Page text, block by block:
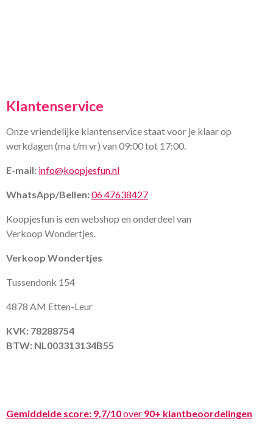
Klantenservice
Onze vriendelijke klantenservice staat voor je klaar op
werkdagen (ma t/m vr) van 09:00 tot 17:00.
E-mail: info@koopjesfun.nl
WhatsApp/Bellen:06 47638427
Koopjesfun is een webshop en onderdeel van
Verkoop Wondertjes.
Verkoop Wondertjes
Tussendonk 154
4878 AM Etten-Leur
KVK: 78288754
BTW: NL003313134B55
Gemiddelde score: 9,7/10over 90+ klantbeoordelingen